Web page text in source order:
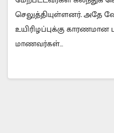
செலுத்தியுள்ளனர். அதே
உயிரிழப்புக்கு
மாணவர்கள்…